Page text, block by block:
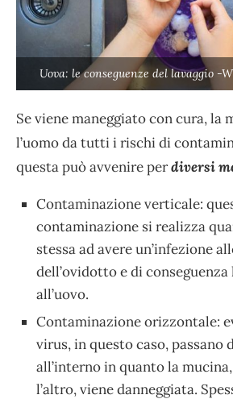
Uova: le conseguenze del lavaggio -
Se viene maneggiato con cura, la
l’uomo da tutti i rischi di
questa può avvenire perdiversi
Contaminazione verticale:
contaminazione si realizza
stessa ad avere un’infezione
dell’ovidotto e di
all’uovo.
Contaminazione orizzontale:
virus, in questo caso, passano
all’interno in quanto la
l’altro, viene danneggiata.